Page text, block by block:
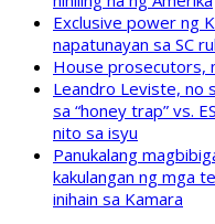
Exclusive power ng
napatunayan sa SC
House prosecutors,
Leandro Leviste, no
sa “honey trap” vs.
nito sa isyu
Panukalang
kakulangan ng mga
inihain sa Kamara